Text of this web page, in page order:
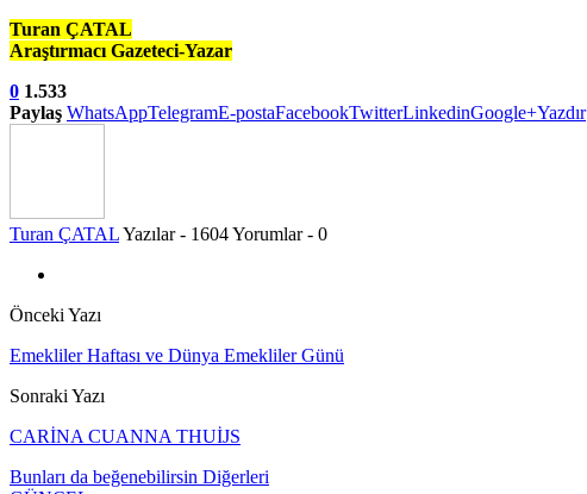
Turan ÇATAL
Araştırmacı Gazeteci-Yazar
0 1.533
Paylaş WhatsAppTelegramE-postaFacebookTwitterLinkedinGoogle+Yazdır
Turan ÇATALYazılar - 1604Yorumlar - 0
Önceki Yazı
Emekliler Haftası ve Dünya Emekliler Günü
Sonraki Yazı
CARİNA CUANNA THUİJS
Bunları da beğenebilirsin Diğerleri